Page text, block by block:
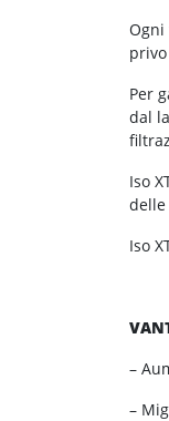
Ogni
Per
dal
Iso
delle
Iso
–
–